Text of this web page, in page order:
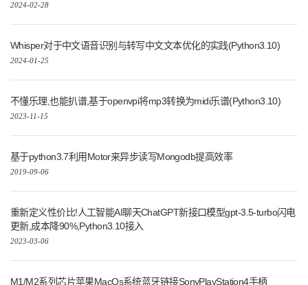
2024-02-28
Whisper对于中文语音识别与转写中文文本优化的实践(Python3.10)
2024-01-25
不懂乐理,也能扒谱,基于openvpi将mp3转换为midi乐谱(Python3.10)
2023-11-15
基于python3.7利用Motor来异步读写Mongodb提高效率
2019-09-06
重新定义性价比!人工智能AI聊天ChatGPT新接口模型gpt-3.5-turbo闪电
更新,成本降90%,Python3.10接入
2023-03-06
M1/M2系列芯片苹果MacOs系统蓝牙链接SonyPlayStation4手柄